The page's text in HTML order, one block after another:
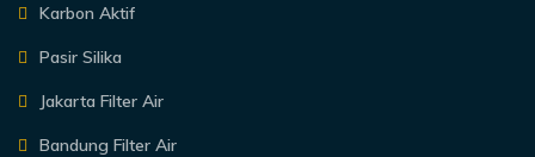
Karbon Aktif
Pasir Silika
Jakarta Filter Air
Bandung Filter Air